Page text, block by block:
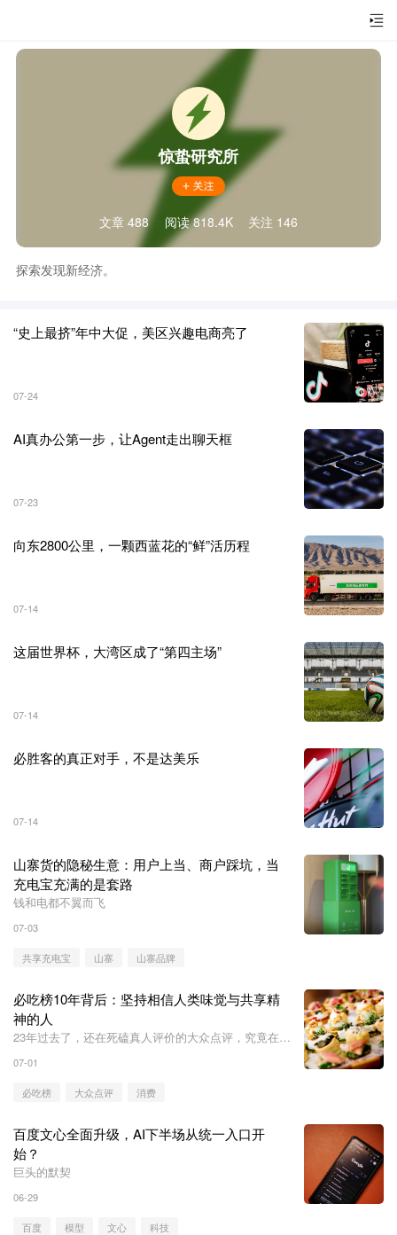
惊蛰研究所
文章 488 阅读 818.4K 关注 146
探索发现新经济。
“史上最挤”年中大促，美区兴趣电商亮了
07-24
AI真办公第一步，让Agent走出聊天框
07-23
向东2800公里，一颗西蓝花的“鲜”活历程
07-14
这届世界杯，大湾区成了“第四主场”
07-14
必胜客的真正对手，不是达美乐
07-14
山寨货的隐秘生意：用户上当、商户踩坑，当
充电宝充满的是套路
钱和电都不翼而飞
07-03
共享充电宝 山寨 山寨品牌
必吃榜10年背后：坚持相信人类味觉与共享精
神的人
23年过去了，还在死磕真人评价的大众点评，究竟在对
07-01
必吃榜 大众点评 消费
百度文心全面升级，AI下半场从统一入口开
始？
巨头的默契
06-29
百度 模型 文心 科技